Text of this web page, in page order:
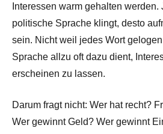
Interessen warm gehalten werden.
politische Sprache klingt, desto
sein. Nicht weil jedes Wort
Sprache allzu oft dazu dient,
erscheinen zu lassen.
Darum fragt nicht: Wer hat recht?
Wer gewinnt Geld? Wer gewinnt